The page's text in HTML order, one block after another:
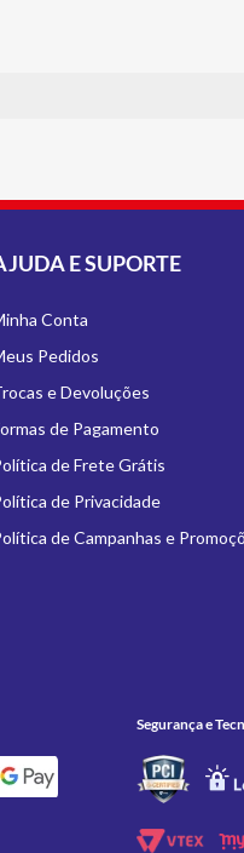
E SUPORTE
Conta
Pedidos
e Devoluções
de Pagamento
de Frete Grátis
de Privacidade
de Campanhas e
Segurança e